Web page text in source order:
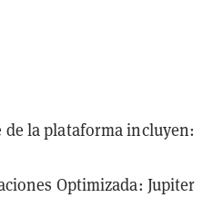
de la plataforma incluyen:
Optimizada: Jupiter